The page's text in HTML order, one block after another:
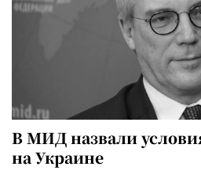
В МИД назвали
на Украине